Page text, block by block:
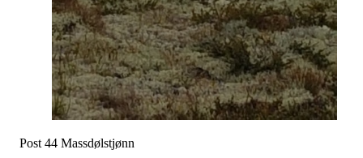
Post 44 Massdølstjønn